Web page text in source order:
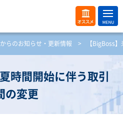
オス
スメ
ME
NU
開
く
らのお知らせ・更新情報 > 【BigBoss
時間開始に伴う取引
の変更